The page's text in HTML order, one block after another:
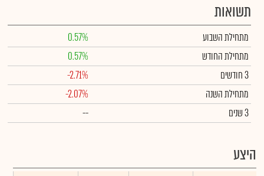
תשואות
מתחילת השבוע
0.57%
מתחילת החודש
0.57%
3 חודשים
-2.71%
מתחילת השנה
-2.07%
3 שנים
--
היצע